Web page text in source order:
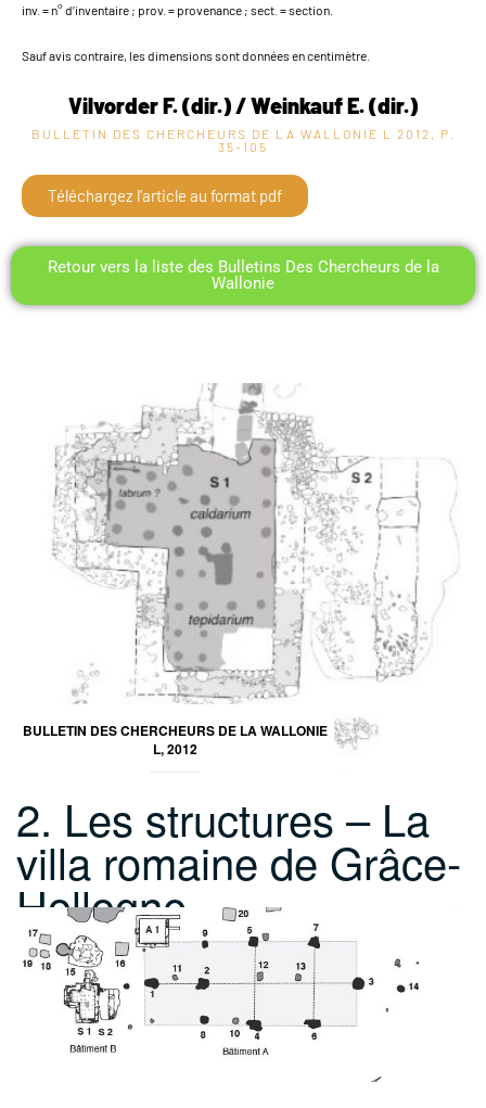
inv. = n° d’inventaire ; prov. = provenance ; sect. = section.
Sauf avis contraire, les dimensions sont données en centimètre.
Vilvorder F. (dir.) / Weinkauf E. (dir.)
BULLETIN DES CHERCHEURS DE LA WALLONIE L
2012, P.
35-105
Téléchargez l'article au format pdf
Retour vers la liste des Bulletins Des Chercheurs de la
Wallonie
BULLETIN DES CHERCHEURS DE LA WALLONIE
L, 2012
2. Les structures – La
villa romaine de Grâce-
Hollogne,…